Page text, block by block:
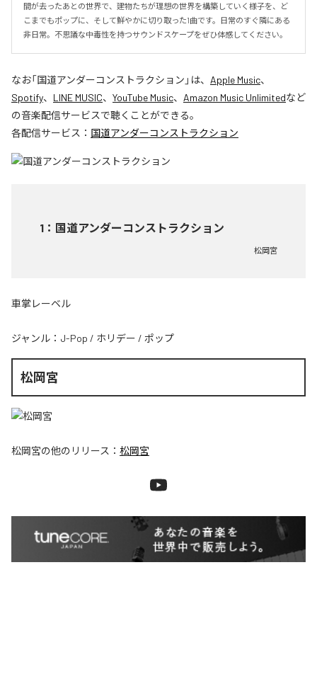
間が去ったあとの世界で、建物たちが理想の世界を構築していく様子を、ど
こまでもポップに、そして鮮やかに切り取った1曲です。日常のすぐ隣にある
非日常。不思議な中毒性を持つサウンドスケープをぜひ体感してください。
なお「国道アンダーコンストラクション 」は、 Apple Music、
Spotify、 LINE MUSIC、 YouTube Music、 Amazon Music Unlimitedなど
の音楽配信サービスで聴くことができる。
各配信サービス： 国道アンダーコンストラクション
1 ： 国道アンダーコンストラクション
松岡宮
車掌レーベル
ジャンル： J-Pop / ホリデー / ポップ
松岡宮
松岡宮の他のリリース： 松岡宮